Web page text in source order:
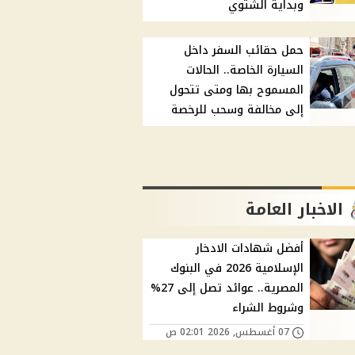
وبداية الشتوي
حمل حقائب السفر داخل
السيارة الخاصة.. الحالات
المسموح بها ومتى تتحول
إلى مخالفة وسحب للرخصة
الاخبار العامة
أفضل شهادات الادخار
الإسلامية 2026 في البنوك
المصرية.. عوائد تصل إلى 27%
وشروط الشراء
07 أغسطس, 2026 02:01 ص